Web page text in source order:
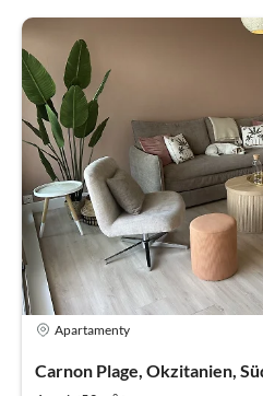
Apartamenty
Carnon Plage, Okzitanien,